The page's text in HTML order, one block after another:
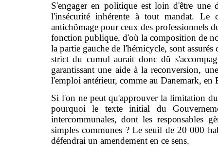
S'engager en politique est loin d'être une
l'insécurité inhérente à tout mandat. Le
antichômage pour ceux des professionnels
fonction publique, d'où la composition de
la partie gauche de l'hémicycle, sont
strict du cumul aurait donc dû
garantissant une aide à la reconversion,
l'emploi antérieur, comme au Danemark, en
Si l'on ne peut qu'approuver la limitation
pourquoi le texte initial du
intercommunales, dont les responsables
simples communes ? Le seuil de 20 000
défendrai un amendement en ce sens.